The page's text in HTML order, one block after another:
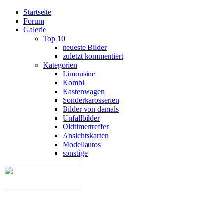
Startseite
Forum
Galerie
Top 10
neueste Bilder
zuletzt kommentiert
Kategorien
Limousine
Kombi
Kastenwagen
Sonderkarosserien
Bilder von damals
Unfallbilder
Oldtimertreffen
Ansichtskarten
Modellautos
sonstige